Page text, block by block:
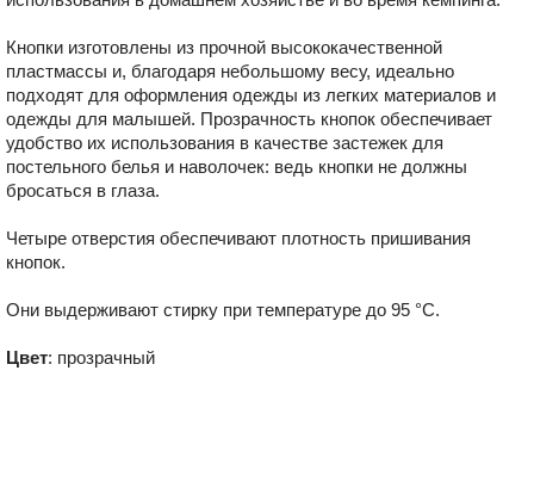
Кнопки изготовлены из прочной высококачественной
пластмассы и, благодаря небольшому весу, идеально
подходят для оформления одежды из легких материалов и
одежды для малышей. Прозрачность кнопок обеспечивает
удобство их использования в качестве застежек для
постельного белья и наволочек: ведь кнопки не должны
бросаться в глаза.
Четыре отверстия обеспечивают плотность пришивания
кнопок.
Они выдерживают стирку при температуре до 95 °С.
Цвет: прозрачный